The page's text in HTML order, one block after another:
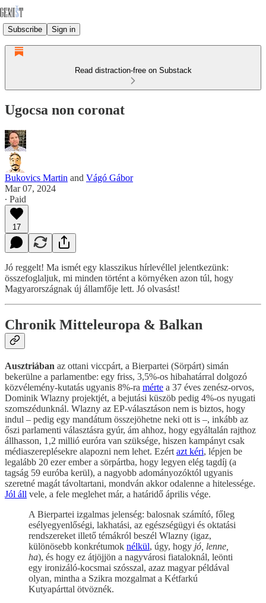
Subscribe Sign in
Read distraction-free on Substack
Ugocsa non coronat
Bukovics Martin and Vágó Gábor
Mar 07, 2024
∙ Paid
17
Jó reggelt! Ma ismét egy klasszikus hírlevéllel jelentkezünk:
összefoglaljuk, mi minden történt a környéken azon túl, hogy
Magyarországnak új államfője lett. Jó olvasást!
Chronik Mitteleuropa & Balkan
Ausztriában az ottani viccpárt, a Bierpartei (Sörpárt) simán
bekerülne a parlamentbe: egy friss, 3,5%-os hibahatárral dolgozó
közvélemény-kutatás ugyanis 8%-ra mérte a 37 éves zenész-orvos,
Dominik Wlazny projektjét, a bejutási küszöb pedig 4%-os nyugati
szomszédunknál. Wlazny az EP-választáson nem is biztos, hogy
indul – pedig egy mandátum összejöhetne neki ott is –, inkább az
őszi parlamenti választásra gyúr, ám ahhoz, hogy egyáltalán rajthoz
állhasson, 1,2 millió euróra van szüksége, hiszen kampányt csak
médiaszereplésekre alapozni nem lehet. Ezért azt kéri, lépjen be
legalább 20 ezer ember a sörpártba, hogy legyen elég tagdíj (a
tagság 59 euróba kerül), a nagyobb adományozóktól ugyanis
szeretné magát távoltartani, mondván akkor odalenne a hitelessége.
Jól áll vele, a fele meglehet már, a határidő április vége.
A Bierpartei izgalmas jelenség: balosnak számító, főleg
esélyegyenlőségi, lakhatási, az egészségügyi és oktatási
rendszereket illető témákról beszél Wlazny (igaz,
különösebb konkrétumok nélkül, úgy, hogy jó, lenne,
ha), és hogy ez átjöjjön a nagyvárosi fiataloknál, leönti
egy ironizáló-kocsmai szósszal, azaz magyar példával
olyan, mintha a Szikra mozgalmat a Kétfarkú
Kutyapárttal ötvöznék.